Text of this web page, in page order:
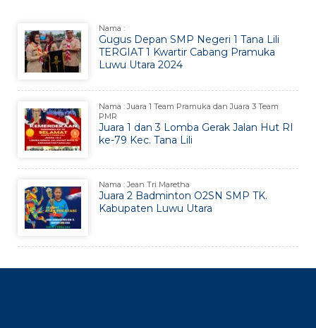
Nama :
Gugus Depan SMP Negeri 1 Tana Lili
TERGIAT 1 Kwartir Cabang Pramuka
Luwu Utara 2024
Nama : Juara 1 Team Pramuka dan Juara 3 Team
PMR
Juara 1 dan 3 Lomba Gerak Jalan Hut RI
ke-79 Kec. Tana Lili
Nama : Jean Tri Maretha
Juara 2 Badminton O2SN SMP TK.
Kabupaten Luwu Utara